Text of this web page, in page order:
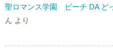
聖ロマンス学園 ビーチ DA ど
ん より